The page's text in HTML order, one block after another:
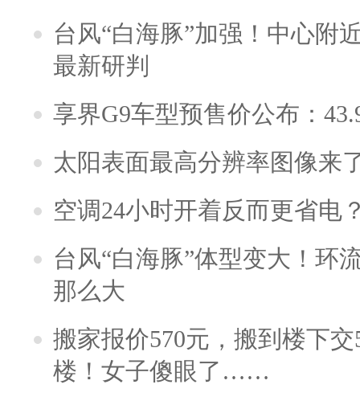
台风“白海豚”加强！中心附
最新研判
享界G9车型预售价公布：
太阳表面最高分辨率图像来
空调24小时开着反而更省电
台风“白海豚”体型变大！环
那么大
搬家报价570元，搬到楼下
楼！女子傻眼了……